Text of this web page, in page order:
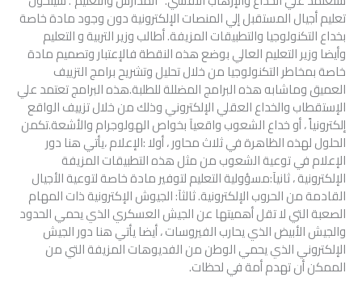
تعليم أجيال المستقبل إلي المنصات الإلكترونية دون وجود مادة خاصة
بخداع التكنولوجيا والتطبيقات المزيفة. أطالب وزير التربية و التعليم
وأيضا وزير التعليم العالي بوضع هذه النقطة فالإعتبار وتصميم مادة
خاصة بمخاطر التكنولوجيا من خلال تحليل وتشريح برامج التزييف
العميق وماشابه هذه البرامج المضللة للطلبة.هذه البرامج تعتمد علي
الإستقطاب والخداع العقلي الإلكتروني وذلك من خلال تزييف الواقع
إلكترونياً ، أو خداع الشعوب واقعيآ بخواص الهولوجرام والأشعة.تكمن
الحلول لهذه الظاهرة في ثلاث محاور ، أولا :الإعلام ،يأتي هنا دور
الإعلام في توعية الشعوب من مثل هذه التطبيقات المزيفة
الإلكترونية ، ثانيآ:مسؤولية التعليم لتوفير مادة خاصة لتوعية الأجيال
القادمة من الحروب الإلكترونية. ثالثآ: الجيوش الإكترونية ذات المهام
الصعبة التي لا تقل أهميتها عن الجيش العسكري الذي يحمي الحدود
والجيش الأبيض الذي يحارب الفيروسات ، أيضا يأتي هنا دور الجيش
الإلكتروني الذي يحمي الوطن من الفديوهات المزيفة التي من
الممكن أن تهدم أمة في لحظات.